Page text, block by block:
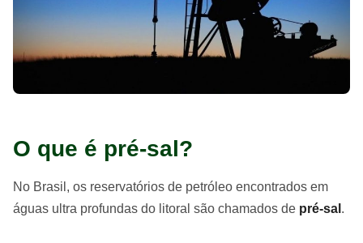
O que é pré-sal?
No Brasil, os reservatórios de petróleo encontrados em
águas ultra profundas do litoral são chamados de pré-sal .